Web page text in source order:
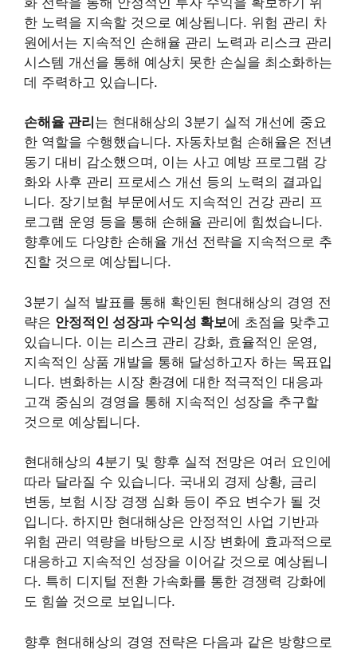
한 노력을 지속할 것으로 예상됩니다. 위험 관리 차
원에서는 지속적인 손해율 관리 노력과 리스크 관리
시스템 개선을 통해 예상치 못한 손실을 최소화하는
데 주력하고 있습니다.
손해율 관리 는 현대해상의 3분기 실적 개선에 중요
한 역할을 수행했습니다. 자동차보험 손해율은 전년
동기 대비 감소했으며, 이는 사고 예방 프로그램 강
화와 사후 관리 프로세스 개선 등의 노력의 결과입
니다. 장기보험 부문에서도 지속적인 건강 관리 프
로그램 운영 등을 통해 손해율 관리에 힘썼습니다.
향후에도 다양한 손해율 개선 전략을 지속적으로 추
진할 것으로 예상됩니다.
3분기 실적 발표를 통해 확인된 현대해상의 경영 전
략은 안정적인 성장과 수익성 확보에 초점을 맞추고
있습니다. 이는 리스크 관리 강화, 효율적인 운영,
지속적인 상품 개발을 통해 달성하고자 하는 목표입
니다. 변화하는 시장 환경에 대한 적극적인 대응과
고객 중심의 경영을 통해 지속적인 성장을 추구할
것으로 예상됩니다.
현대해상의 4분기 및 향후 실적 전망은 여러 요인에
따라 달라질 수 있습니다. 국내외 경제 상황, 금리
변동, 보험 시장 경쟁 심화 등이 주요 변수가 될 것
입니다. 하지만 현대해상은 안정적인 사업 기반과
위험 관리 역량을 바탕으로 시장 변화에 효과적으로
대응하고 지속적인 성장을 이어갈 것으로 예상됩니
다. 특히 디지털 전환 가속화를 통한 경쟁력 강화에
도 힘쓸 것으로 보입니다.
향후 현대해상의 경영 전략은 다음과 같은 방향으로